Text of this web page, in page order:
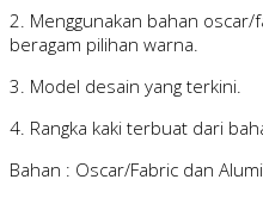
2. Menggunakan bahan
beragam pilihan warna.
3. Model desain yang terkini.
4. Rangka kaki terbuat dari
Bahan : Oscar/Fabric dan